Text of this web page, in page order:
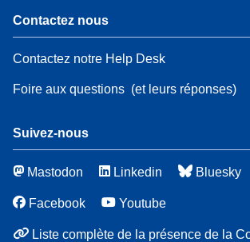
Contactez nous
Contactez notre Help Desk
Foire aux questions (et leurs réponses)
Suivez-nous
Mastodon Linkedin Bluesky
Facebook Youtube
Liste complète de la présence de la